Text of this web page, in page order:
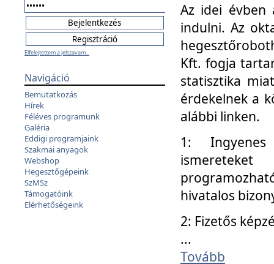
Elfelejtettem a jelszavam...
Navigáció
Bemutatkozás
Hírek
Féléves programunk
Galéria
Eddigi programjaink
Szakmai anyagok
Webshop
Hegesztőgépeink
SzMSz
Támogatóink
Elérhetőségeink
Az idei évben
indulni. Az
Kft. fogja
statisztika
érdekelnek a
alábbi linken.
1: Ingyenes
hivatalos
2: Fizetős
...
Tovább